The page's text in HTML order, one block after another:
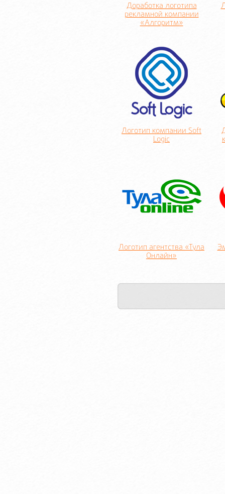
Доработка логотипа
рекламной компании
«Алгоритм»
Логотип компании Soft
Logic
Логотип агентства «Тула
Онлайн»